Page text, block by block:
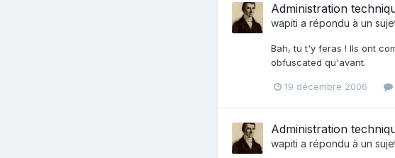
Administration
wapiti a répondu à un
Bah, tu t'y feras ! Ils ont
obfuscated qu'avant.
19 décembre 2006
Administration
wapiti a répondu à un